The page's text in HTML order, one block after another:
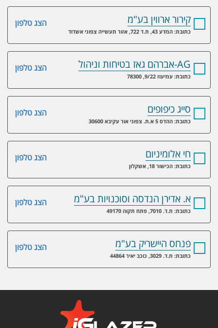
הצג טלפון קירור ארווין בע"מ
כתובת: המדע 43, ת.ד 722, אזור תעשייה צפוני אשדוד
הצג טלפון AG-אברהם גאז בטיחות וניהול
כתובת: עמיעוז 9/22, 78300
הצג טלפון סייג כיפופים
כתובת: ההדס 5 א.ת. צפוני אור עקיבא 30600
הצג טלפון חי אלומיניום
כתובת: הכישור 18, אשקלון
הצג טלפון א. אדירן הנדסה וסוכנויות בע"מ
כתובת: ת.ד. 7010, פתח תקוה 49170
הצג טלפון פנחס היישריק בע"מ
כתובת: ת.ד. 3029, כוכב יאיר 44864